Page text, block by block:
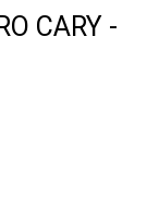
CARY -